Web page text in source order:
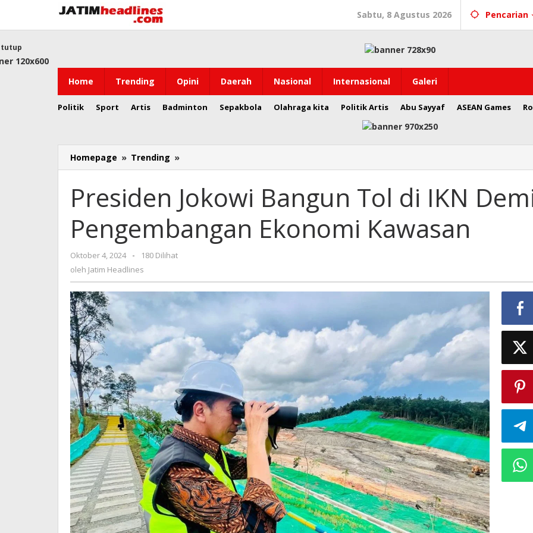
konten
Sabtu, 8 Agustus 2026 Pencarian
Home Trending Opini Daerah Nasional Internasional Galeri
Politik Sport Artis Badminton Sepakbola Olahraga kita Politik Artis Abu Sayyaf ASEAN Games
tutup
Homepage » Trending »
Jokowi
Tol
di
Demi
Pengembangan
Presiden Jokowi Bangun Tol di IKN
Pengembangan Ekonomi Kawasan
Oktober 4, 2024
oleh
-
180 Dilihat
oleh Jatim Headlines